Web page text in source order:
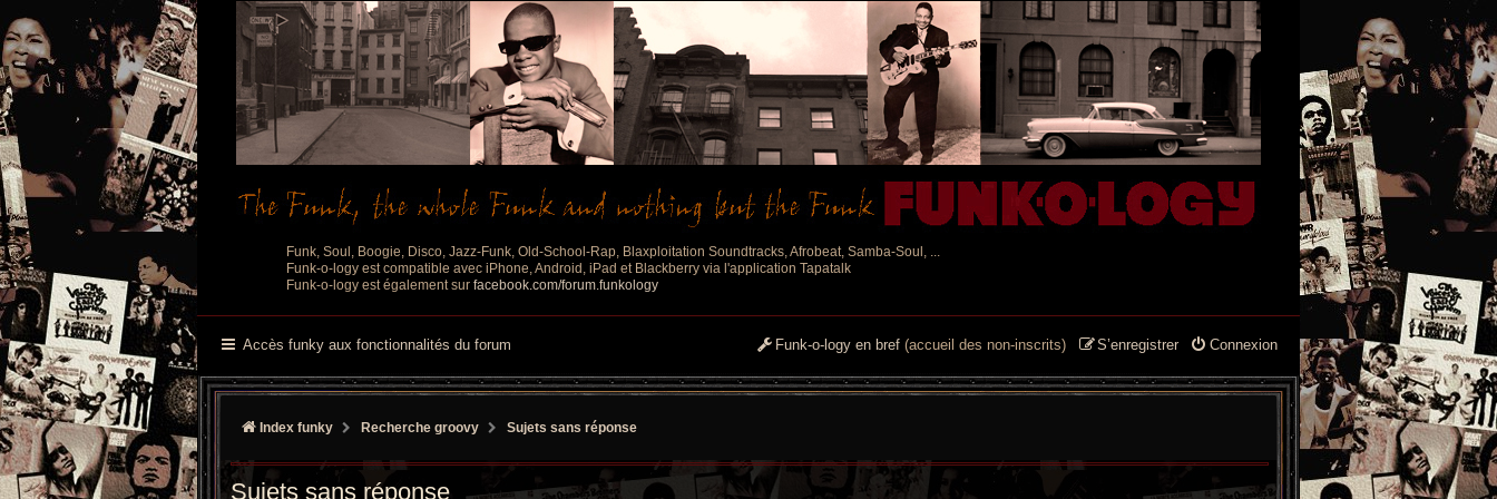
Funk, Soul, Boogie, Disco, Jazz-Funk, Old-School-Rap, Blaxploitation Soundtracks, Afrobeat, Samba-Soul, ...
Funk-o-logy est compatible avec iPhone, Android, iPad et Blackberry via l'application Tapatalk
Funk-o-logy est également sur facebook.com/forum.funkology
Accès funky aux fonctionnalités du forum Connexion
S’enregistrer
Funk-o-logy en bref (accueil des non-inscrits)
Index funky Recherche groovy Sujets sans réponse
Sujets sans réponse